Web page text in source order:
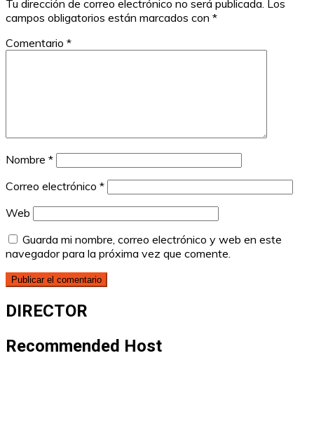
Tu dirección de correo electrónico no será publicada. Los
campos obligatorios están marcados con *
Comentario *
Nombre *
Correo electrónico *
Web
Guarda mi nombre, correo electrónico y web en este
navegador para la próxima vez que comente.
DIRECTOR
Recommended Host